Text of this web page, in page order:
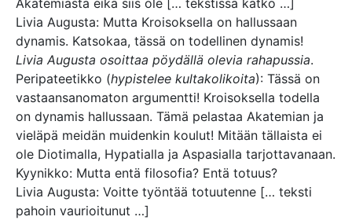
Akatemiasta eikä siis ole [… tekstissä katko …]
Livia Augusta: Mutta Kroisoksella on hallussaan
dynamis. Katsokaa, tässä on todellinen dynamis!
Livia Augusta osoittaa pöydällä olevia rahapussia.
Peripateetikko (hypistelee kultakolikoita): Tässä on
vastaansanomaton argumentti! Kroisoksella todella
on dynamis hallussaan. Tämä pelastaa Akatemian ja
vieläpä meidän muidenkin koulut! Mitään tällaista ei
ole Diotimalla, Hypatialla ja Aspasialla tarjottavanaan.
Kyynikko: Mutta entä filosofia? Entä totuus?
Livia Augusta: Voitte työntää totuutenne [… teksti
pahoin vaurioitunut …]